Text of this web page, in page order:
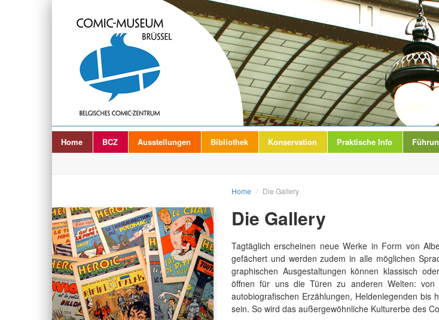
Home BCZ Ausstellungen Bibliothek Konservation Praktische Info
Home / Die Gallery
Die Gallery
Tagtäglich erscheinen neue Werke in Form von
gefächert und werden zudem in alle möglichen
graphischen Ausgestaltungen können klassisch
öffnen für uns die Türen zu anderen Welten: von
autobiografischen Erzählungen, Heldenlegenden bis
sein. So wird das außergewöhnliche Kulturerbe des